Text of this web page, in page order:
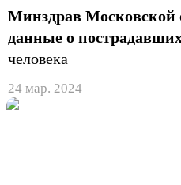
Минздрав Московской
данные о
человека
24 мар. 2024